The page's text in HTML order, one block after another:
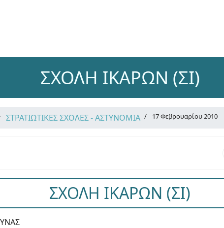
ΣΧΟΛΗ ΙΚΑΡΩΝ (ΣΙ)
ΣΤΡΑΤΙΩΤΙΚΕΣ ΣΧΟΛΕΣ - ΑΣΤΥΝΟΜΙΑ 17 Φεβρουαρίου 2010
ΣΧΟΛΗ ΙΚΑΡΩΝ (ΣΙ)